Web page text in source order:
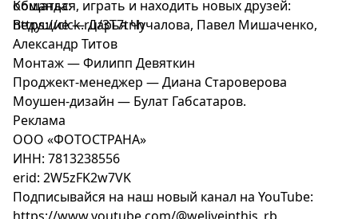
общаться, играть и находить новых друзей:
https://clck.ru/3T7tnh
Команда:
Ведущие — Дарья Чучалова, Павел Мишаченко,
Александр Титов
Монтаж — Филипп Девяткин
Проджект-менеджер — Диана Староверова
Моушен-дизайн — Булат Габсатаров.
Реклама
ООО «ФОТОСТРАНА»
ИНН: 7813238556
erid: 2W5zFK2w7VK
Подписывайся на наш новый канал на YouTube: